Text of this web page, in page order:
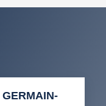
MÉNAGES SANS